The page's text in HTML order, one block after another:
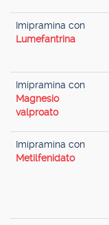
Imipramina con
Lumefantrina
Imipramina con
Magnesio
valproato
Imipramina con
Metilfenidato